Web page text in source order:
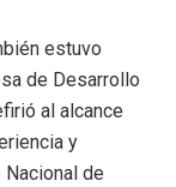
estuvo
de Desarrollo
al alcance
y
de